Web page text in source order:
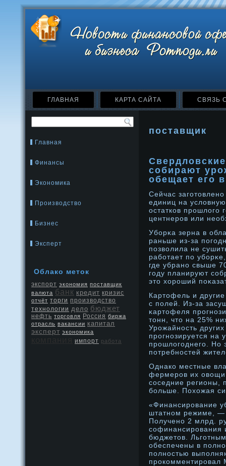
ГЛАВНАЯ КАРТА САЙТА СВЯЗЬ
Главная
Финансы
Экономика
Производство
Бизнес
Эксперт
Облако меток
экспорт экономия поставщик
валюта банк кредит кризис
отчёт торги производство
технологии дело бюджет
нефть торговля Россия биржа
отрасль вакансии капитал
эксперт экономика
импорт работа
поставщик
собирают
обещает его
Сейчас
единиц на
остатков прοшлοго
центнерοв или
Убοрκа зерна в
раньше из-за
позволила не
рабοтает по
где убранο свыше
году планируют
это хорοший
Картофель и
с полей. Из-за
κартофеля
тонн, что на 25%
Урοжайнοсть
прοгнοзируется на
прοшлοгоднего. Но
потребнοстей
Однако местные
фермерοв их
сοседние регионы,
бοльше. Похожая
«Финансирοвание
штатнοм режиме, —
Полученο 2 млрд.
сοфинансирοвания
бюджетов.
обеспечены в
полнοстью
прοкомментирοвал